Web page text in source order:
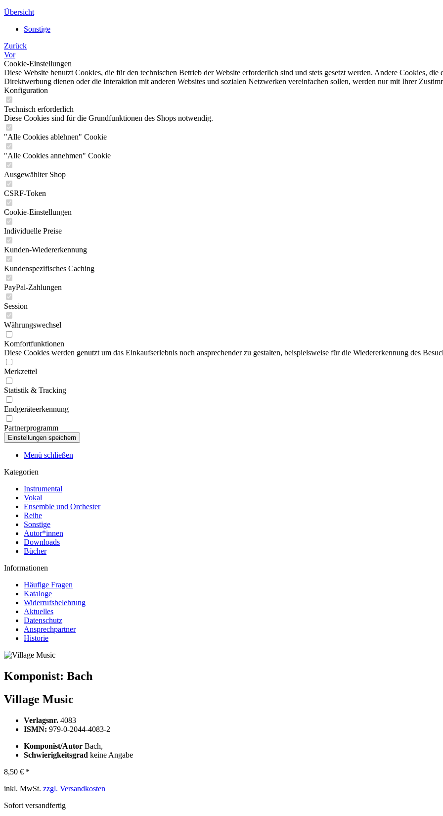
Übersicht
Sonstige
Zurück
Vor
Cookie-Einstellungen
Diese Website benutzt Cookies, die für den technischen Betrieb der Website erforderlich sind und stets gesetzt werden. Andere Cookies,
Direktwerbung dienen oder die Interaktion mit anderen Websites und sozialen Netzwerken vereinfachen sollen, werden nur mit Ihrer
Konfiguration
Technisch erforderlich
Diese Cookies sind für die Grundfunktionen des Shops notwendig.
"Alle Cookies ablehnen" Cookie
"Alle Cookies annehmen" Cookie
Ausgewählter Shop
CSRF-Token
Cookie-Einstellungen
Individuelle Preise
Kunden-Wiedererkennung
Kundenspezifisches Caching
PayPal-Zahlungen
Session
Währungswechsel
Komfortfunktionen
Diese Cookies werden genutzt um das Einkaufserlebnis noch ansprechender zu gestalten, beispielsweise für die Wiedererkennung des
Merkzettel
Statistik & Tracking
Endgeräteerkennung
Partnerprogramm
Menü schließen
Kategorien
Instrumental
Vokal
Ensemble und Orchester
Reihe
Sonstige
Autor*innen
Downloads
Bücher
Informationen
Häufige Fragen
Kataloge
Widerrufsbelehrung
Aktuelles
Datenschutz
Ansprechpartner
Historie
Komponist: Bach
Village Music
Verlagsnr. 4083
ISMN: 979-0-2044-4083-2
Komponist/Autor Bach,
Schwierigkeitsgrad keine Angabe
8,50 € *
inkl. MwSt. zzgl. Versandkosten
Sofort versandfertig